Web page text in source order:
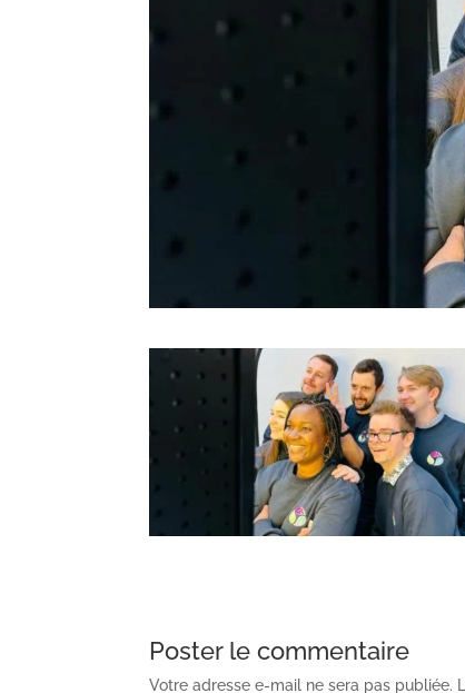
Poster le commentaire
Votre adresse e-mail ne sera pas publiée.